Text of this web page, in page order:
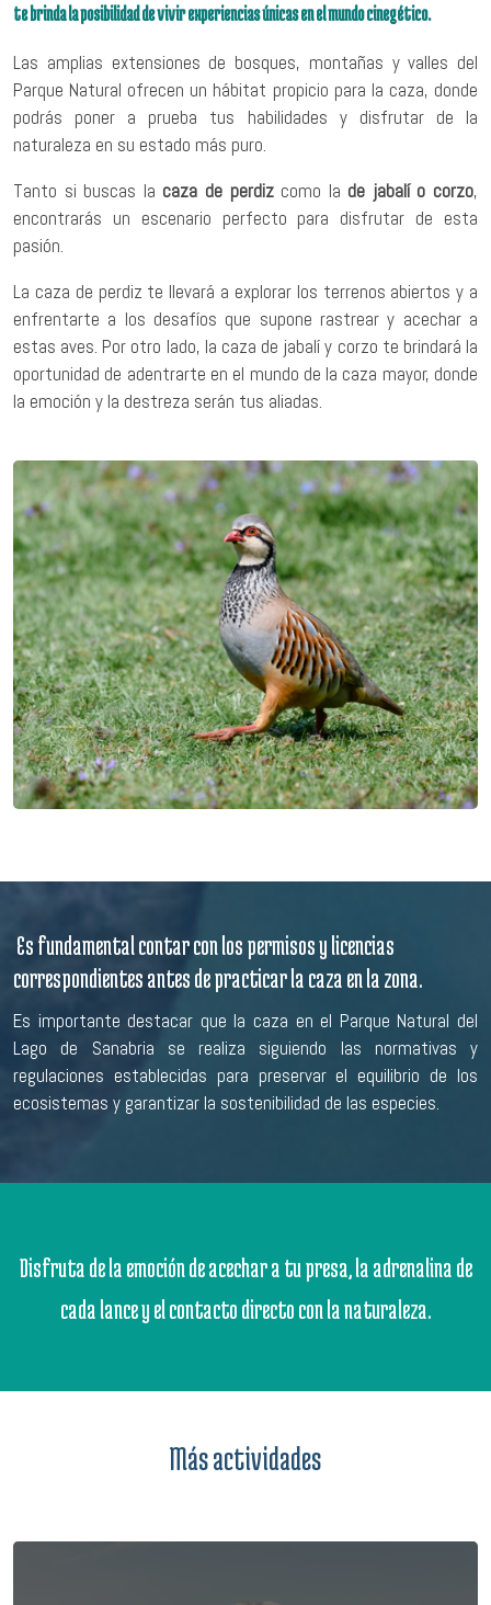
te brinda la posibilidad de vivir experiencias únicas en el mundo cinegético.
Las amplias extensiones de bosques, montañas y valles del
Parque Natural ofrecen un hábitat propicio para la caza, donde
podrás poner a prueba tus habilidades y disfrutar de la
naturaleza en su estado más puro.
Tanto si buscas la caza de perdiz como la de jabalí o corzo,
encontrarás un escenario perfecto para disfrutar de esta
pasión.
La caza de perdiz te llevará a explorar los terrenos abiertos y a
enfrentarte a los desafíos que supone rastrear y acechar a
estas aves. Por otro lado, la caza de jabalí y corzo te brindará la
oportunidad de adentrarte en el mundo de la caza mayor, donde
la emoción y la destreza serán tus aliadas.
Es fundamental contar con los permisos y licencias
correspondientes antes de practicar la caza en la zona.
Es importante destacar que la caza en el Parque Natural del
Lago de Sanabria se realiza siguiendo las normativas y
regulaciones establecidas para preservar el equilibrio de los
ecosistemas y garantizar la sostenibilidad de las especies.
Disfruta de la emoción de acechar a tu presa, la adrenalina de
cada lance y el contacto directo con la naturaleza.
Más actividades